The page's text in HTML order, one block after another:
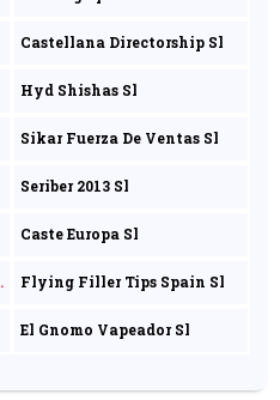
Castellana Directorship Sl
Hyd Shishas Sl
Sikar Fuerza De Ventas Sl
Seriber 2013 Sl
Caste Europa Sl
Flying Filler Tips Spain Sl
El Gnomo Vapeador Sl